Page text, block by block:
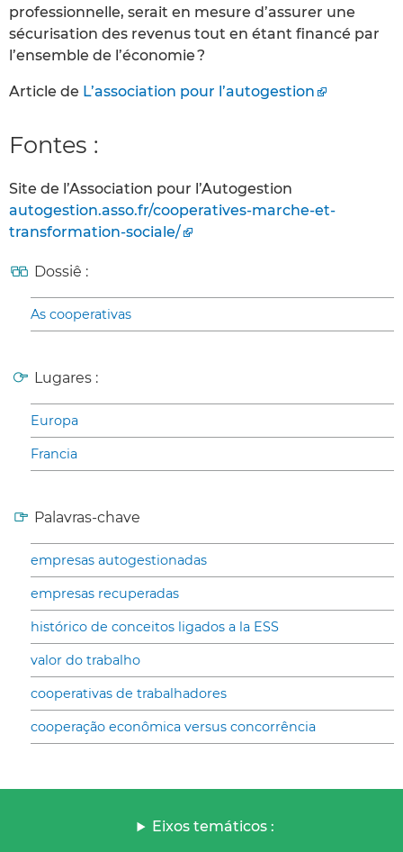
professionnelle, serait en mesure d’assurer une
sécurisation des revenus tout en étant financé par
l’ensemble de l’économie ?
Article de L’association pour l’autogestion
Fontes :
Site de l’Association pour l’Autogestion
autogestion.asso.fr/cooperatives-marche-et-
transformation-sociale/
Dossiê :
As cooperativas
Lugares :
Europa
Francia
Palavras-chave
empresas autogestionadas
empresas recuperadas
histórico de conceitos ligados a la ESS
valor do trabalho
cooperativas de trabalhadores
cooperação econômica versus concorrência
Eixos temáticos :